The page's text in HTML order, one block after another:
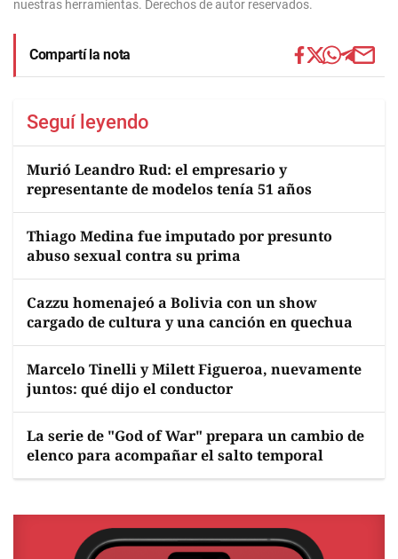
nuestras herramientas. Derechos de autor reservados.
Compartí la nota
Seguí leyendo
Murió Leandro Rud: el empresario y
representante de modelos tenía 51 años
Thiago Medina fue imputado por presunto
abuso sexual contra su prima
Cazzu homenajeó a Bolivia con un show
cargado de cultura y una canción en quechua
Marcelo Tinelli y Milett Figueroa, nuevamente
juntos: qué dijo el conductor
La serie de "God of War" prepara un cambio de
elenco para acompañar el salto temporal